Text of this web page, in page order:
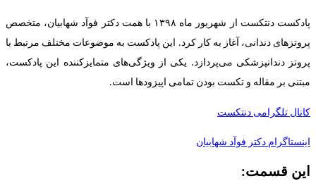
پادکست دنتکست از شهریور ماه ۱۳۹۸ با همت دکتر فوآد شهابیان، متخصص
پروتزهای دندانی، آغاز به کار کرد. این پادکست به موضوعات مختلف مرتبط با
پروتز دندانپزشکی می‌پردازد. یکی از ویژگی‌های متمایزکننده این پادکست،
مبتنی بر مقاله و تکست بودن تمامی اپیزودها است.
کانال تلگرامی دنتکست
اینستاگرام دکتر فوآد شهابیان
این قسمت: